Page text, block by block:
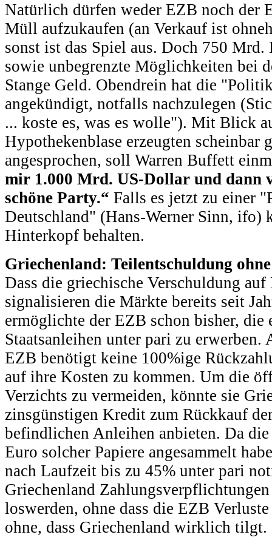
Natürlich dürfen weder EZB noch der
Müll aufzukaufen (an Verkauf ist
sonst ist das Spiel aus. Doch 750
sowie unbegrenzte Möglichkeiten bei
Stange Geld. Obendrein hat die
angekündigt, notfalls nachzulegen
... koste es, was es wolle"). Mit Blick
Hypothekenblase erzeugten scheinbar
angesprochen, soll Warren Buffett
mir 1.000 Mrd. US-Dollar und dann
schöne Party.“ Falls es jetzt zu einer
Deutschland" (Hans-Werner Sinn, ifo)
Hinterkopf behalten.
Griechenland: Teilentschuldung
Dass die griechische Verschuldung
signalisieren die Märkte bereits seit
ermöglichte der EZB schon bisher, die
Staatsanleihen unter pari zu
EZB benötigt keine 100%ige
auf ihre Kosten zu kommen. Um die
Verzichts zu vermeiden, könnte sie
zinsgünstigen Kredit zum Rückkauf
befindlichen Anleihen anbieten. Da
Euro solcher Papiere angesammelt
nach Laufzeit bis zu 45% unter pari
Griechenland
loswerden, ohne dass die EZB
ohne, dass Griechenland wirklich tilgt.